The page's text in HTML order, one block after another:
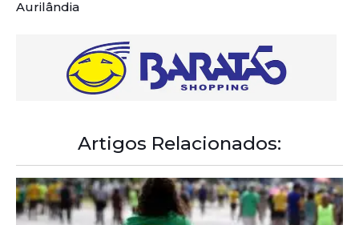
Aurilândia
Artigos Relacionados: